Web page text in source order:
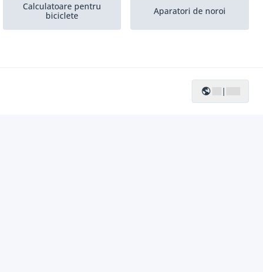
Calculatoare pentru
biciclete
Aparatori de noroi
|